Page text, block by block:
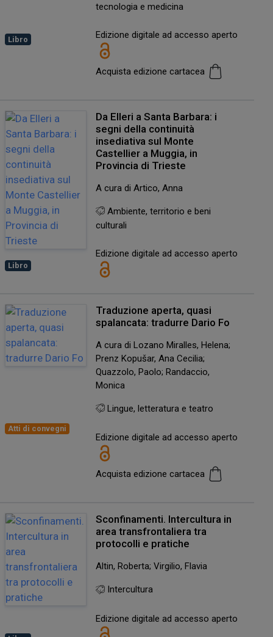
Libro
tecnologia e medicina
Edizione digitale ad accesso aperto
Acquista edizione cartacea
Libro
Da Elleri a Santa Barbara: i
segni della continuità
insediativa sul Monte
Castellier a Muggia, in
Provincia di Trieste
A cura di Artico, Anna
Ambiente, territorio e beni
culturali
Edizione digitale ad accesso aperto
Atti di convegni
Traduzione aperta, quasi
spalancata: tradurre Dario Fo
A cura di Lozano Miralles, Helena;
Prenz Kopušar, Ana Cecilia;
Quazzolo, Paolo; Randaccio,
Monica
Lingue, letteratura e teatro
Edizione digitale ad accesso aperto
Acquista edizione cartacea
Sconfinamenti. Intercultura in
area transfrontaliera tra
protocolli e pratiche
Altin, Roberta; Virgilio, Flavia
Intercultura
Edizione digitale ad accesso aperto